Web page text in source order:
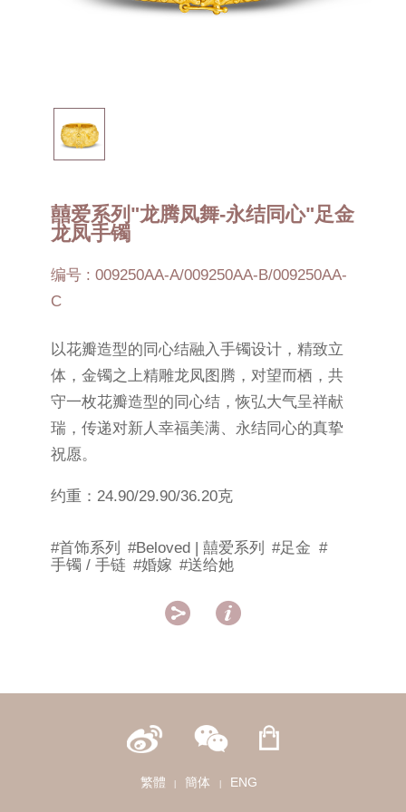
囍爱系列"龙腾凤舞-永结同心"足金
龙凤手镯
编号 : 009250AA-A/009250AA-B/009250AA-
C
以花瓣造型的同心结融入手镯设计，精致立
体，金镯之上精雕龙凤图腾，对望而栖，共
守一枚花瓣造型的同心结，恢弘大气呈祥献
瑞，传递对新人幸福美满、永结同心的真挚
祝愿。
约重：24.90/29.90/36.20克
#首饰系列 #Beloved | 囍爱系列 #足金 #
手镯 / 手链 #婚嫁 #送给她
 
繁體 簡体 ENG